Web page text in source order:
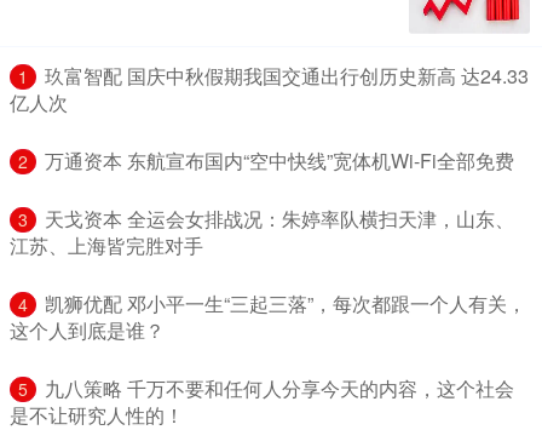
1
​玖富智配 国庆中秋假期我国交通出行创历史新高 达24.33
亿人次
2 ​万通资本 东航宣布国内“空中快线”宽体机Wi-Fi全部免费
3
​天戈资本 全运会女排战况：朱婷率队横扫天津，山东、
江苏、上海皆完胜对手
4
​凯狮优配 邓小平一生“三起三落”，每次都跟一个人有关，
这个人到底是谁？
5
​九八策略 千万不要和任何人分享今天的内容，这个社会
是不让研究人性的！